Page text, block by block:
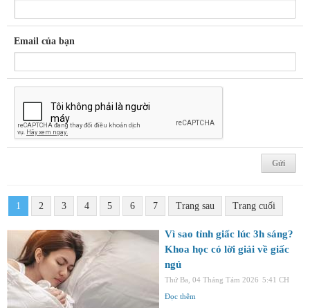
Email của bạn
1 2 3 4 5 6 7 Trang sau Trang cuối
Vì sao tỉnh giấc lúc 3h sáng?
Khoa học có lời giải về giấc
ngủ
Thứ Ba, 04 Tháng Tám 2026 5:41 CH
Đọc thêm